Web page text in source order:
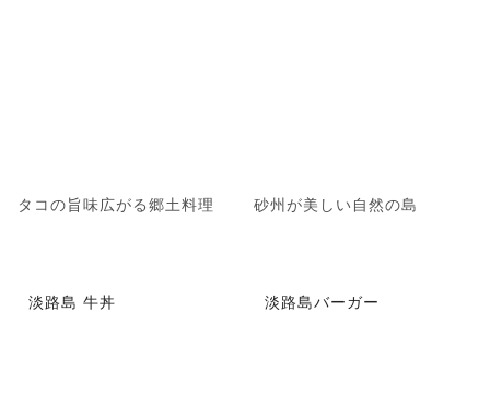
タコの旨味広がる郷土料理 砂州が美しい自然の島
淡路島 牛丼 淡路島バーガー